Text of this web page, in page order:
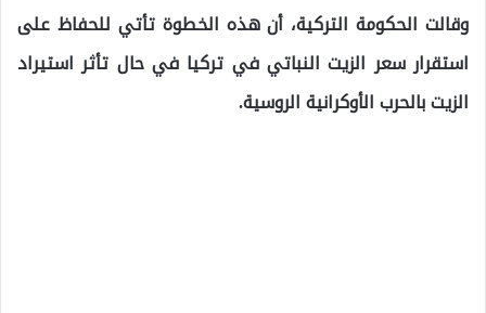
وقالت الحكومة التركية، أن هذه الخطوة تأتي للحفاظ على
استقرار سعر الزيت النباتي في تركيا في حال تأثر استيراد
الزيت بالحرب الأوكرانية الروسية.